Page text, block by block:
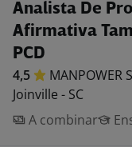
Analista De
Afirmativa
PCD
4,5 MANPOWER
Joinville - SC
A combinar